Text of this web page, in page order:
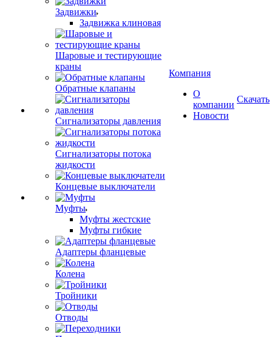
Задвижки
Задвижка клиновая
Шаровые и тестирующие
краны
Обратные клапаны
Сигнализаторы давления
Сигнализаторы потока
жидкости
Концевые выключатели
Муфты
Муфты жестские
Муфты гибкие
Адаптеры фланцевые
Колена
Тройники
Отводы
Компания
О
компании
Новости
Скачать